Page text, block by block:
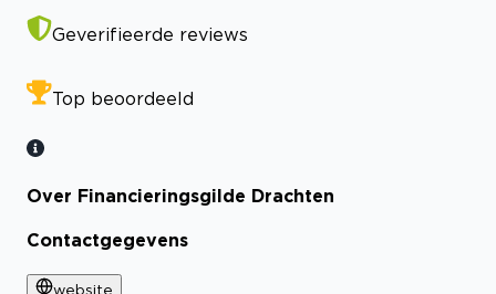
Geverifieerde reviews
Top beoordeeld
Over Financieringsgilde Drachten
Contactgegevens
website